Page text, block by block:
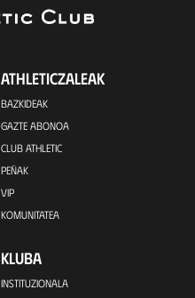
ATHLETICZALEAK
BAZKIDEAK
GAZTE ABONOA
CLUB ATHLETIC
PEÑAK
VIP
KOMUNITATEA
KLUBA
INSTITUZIONALA